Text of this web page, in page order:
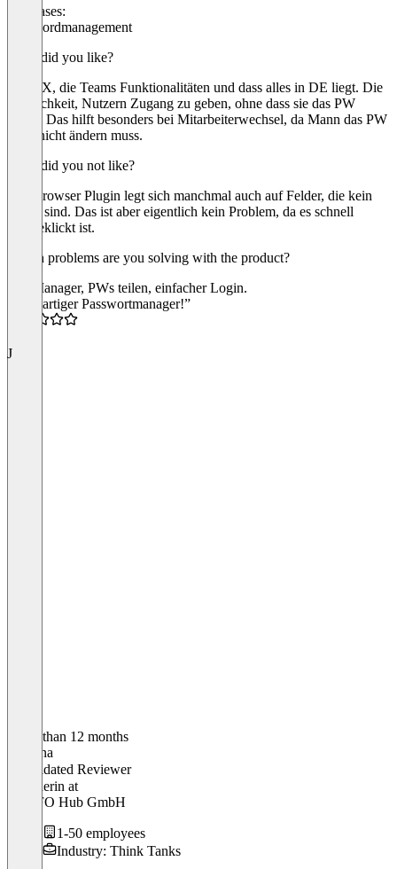
Use cases:
Passwordmanagement
What did you like?
Die UX, die Teams Funktionalitäten und dass alles in DE liegt. Die
Möglichkeit, Nutzern Zugang zu geben, ohne dass sie das PW
sehen. Das hilft besonders bei Mitarbeiterwechsel, da Mann das PW
dann nicht ändern muss.
What did you not like?
Das Browser Plugin legt sich manchmal auch auf Felder, die kein
Login sind. Das ist aber eigentlich kein Problem, da es schnell
weggeklickt ist.
Which problems are you solving with the product?
PW Manager, PWs teilen, einfacher Login.
“Großartiger Passwortmanager!”
J
Older than 12 months
Johanna
Validated Reviewer
Gründerin at
TRAFO Hub GmbH
1-50 employees
Industry: Think Tanks